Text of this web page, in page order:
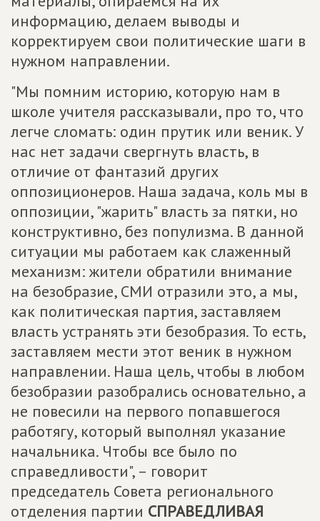
информацию, делаем выводы и
корректируем свои политические шаги в
нужном направлении.
"Мы помним историю, которую нам в
школе учителя рассказывали, про то, что
легче сломать: один прутик или веник. У
нас нет задачи свергнуть власть, в
отличие от фантазий других
оппозиционеров. Наша задача, коль мы в
оппозиции, "жарить" власть за пятки, но
конструктивно, без популизма. В данной
ситуации мы работаем как слаженный
механизм: жители обратили внимание
на безобразие, СМИ отразили это, а мы,
как политическая партия, заставляем
власть устранять эти безобразия. То есть,
заставляем мести этот веник в нужном
направлении. Наша цель, чтобы в любом
безобразии разобрались основательно, а
не повесили на первого попавшегося
работягу, который выполнял указание
начальника. Чтобы все было по
справедливости", – говорит
председатель Совета регионального
отделения партии СПРАВЕДЛИВАЯ